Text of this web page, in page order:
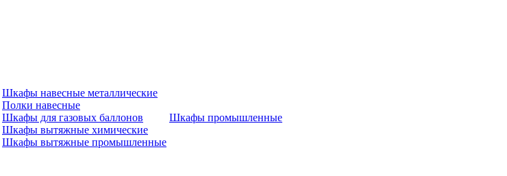
Шкафы навесные металлические
Полки навесные
Шкафы для газовых баллонов
Шкафы вытяжные химические
Шкафы вытяжные промышленные
Шкафы промышленные